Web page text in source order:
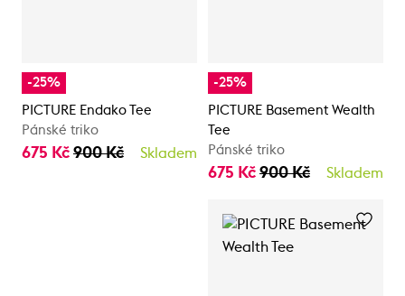
-25%
PICTURE Endako Tee
Pánské triko
675 Kč 900 Kč Skladem
-25%
PICTURE Basement Wealth
Tee
Pánské triko
675 Kč 900 Kč Skladem